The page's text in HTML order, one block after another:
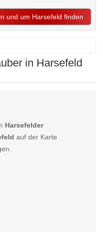
und um Harsefeld finden
in Harsefeld
Harsefelder
auf der Karte